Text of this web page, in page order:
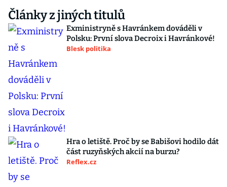
Články z jiných titulů
Exministryně s Havránkem dováděli v
Polsku: První slova Decroix i Havránkové!
Blesk politika
Hra o letiště. Proč by se Babišovi hodilo dát
část ruzyňských akcií na burzu?
Reflex.cz